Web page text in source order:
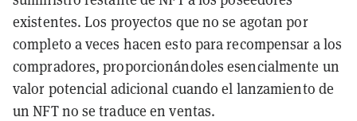
existentes. Los proyectos que no se agotan por
completo a veces hacen esto para recompensar a los
compradores, proporcionándoles esencialmente un
valor potencial adicional cuando el lanzamiento de
un NFT no se traduce en ventas.